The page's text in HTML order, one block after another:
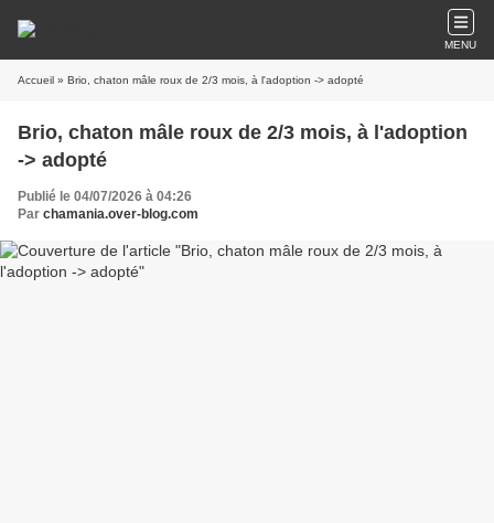
MENU
Accueil » Brio, chaton mâle roux de 2/3 mois, à l'adoption -> adopté
Brio, chaton mâle roux de 2/3 mois, à l'adoption
-> adopté
Publié le 04/07/2026 à 04:26
Par chamania.over-blog.com